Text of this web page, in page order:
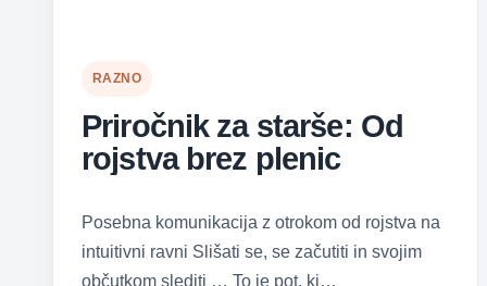
RAZNO
Priročnik za starše: Od
rojstva brez plenic
Posebna komunikacija z otrokom od rojstva na
intuitivni ravni Slišati se, se začutiti in svojim
občutkom slediti … To je pot, ki…